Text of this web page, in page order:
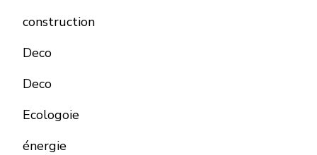
construction
Deco
Deco
Ecologoie
énergie